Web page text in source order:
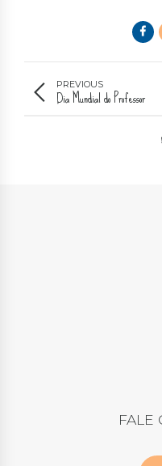
PREVIOUS
Dia Mundial do Professor
FALE